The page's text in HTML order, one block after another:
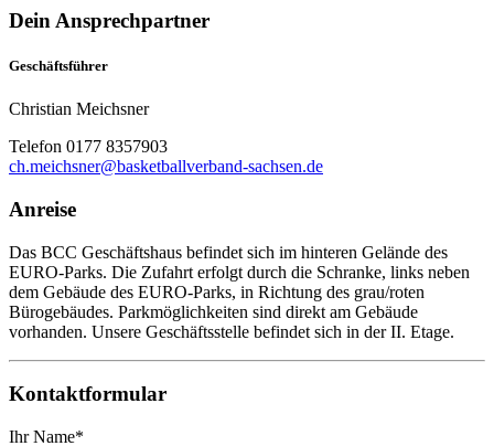
Dein Ansprechpartner
Geschäftsführer
Christian Meichsner
Telefon 0177 8357903
ch.meichsner@basketballverband-sachsen.de
Anreise
Das BCC Geschäftshaus befindet sich im hinteren Gelände des
EURO-Parks. Die Zufahrt erfolgt durch die Schranke, links neben
dem Gebäude des EURO-Parks, in Richtung des grau/roten
Bürogebäudes. Parkmöglichkeiten sind direkt am Gebäude
vorhanden. Unsere Geschäftsstelle befindet sich in der II. Etage.
Kontaktformular
Ihr Name*